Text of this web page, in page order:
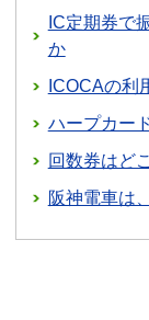
IC定期券で
か
ICOCAの利
ハープカー
回数券はど
阪神電車は